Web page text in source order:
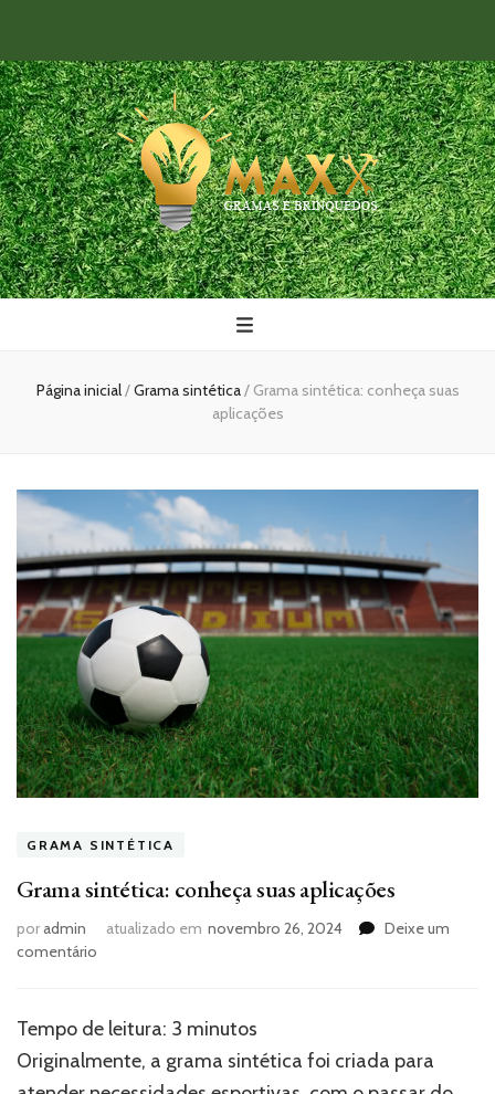
Maxx Gramas
Blog
Página inicial/Grama sintética/ Grama sintética: conheça suas
aplicações
GRAMA SINTÉTICA
Grama sintética: conheça suas aplicações
poradmin atualizado em novembro 26, 2024
Deixe um
comentário
conheça
aplicações
Tempo de leitura: 3 minutos
Originalmente, a grama sintética foi criada para